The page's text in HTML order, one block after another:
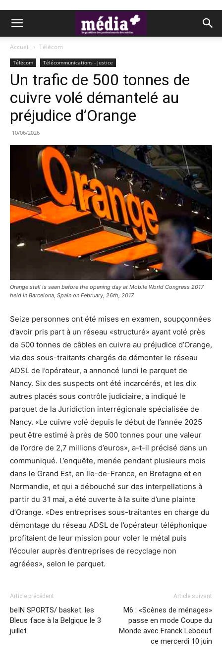
Accueil Télécom
Télécom Télécommunications - Justice
Un trafic de 500 tonnes de
cuivre volé démantelé au
préjudice d’Orange
10/06/2026
Orange stall is seen before the opening day at Mobile World Congress 2017
held in Barcelona, Spain on February, 26th, 2017.
Seize personnes ont été mises en examen, soupçonnées
d’avoir pris part à un réseau «structuré» ayant volé près
de 500 tonnes de câbles en cuivre au préjudice d’Orange,
via des sous-traitants chargés de démonter le réseau
ADSL de l’opérateur, a annoncé lundi le parquet de
Nancy. Six des suspects ont été incarcérés, et les dix
autres placés sous contrôle judiciaire, a indiqué le
parquet de la Juridiction interrégionale spécialisée de
Nancy. «Le cuivre volé depuis le début de l’année 2025
peut être estimé à près de 500 tonnes pour une valeur
de l’ordre de 2,7 millions d’euros», a-t-il précisé dans un
communiqué. L’enquête, menée pendant plusieurs mois
dans le Grand Est, en Ile-de-France, en Bretagne et en
Normandie, et qui a débouché sur des interpellations à
partir du 31 mai, a été ouverte à la suite d’une plainte
d’Orange. «Des entreprises sous-traitantes en charge du
démontage du réseau ADSL de l’opérateur téléphonique
profitaient de leur mission pour voler le métal puis
l’écouler auprès d’entreprises de recyclage non
agréées», selon le parquet.
Article précédent
beIN SPORTS/ basket: les
Bleus face à la Belgique le 3
juillet
Article suivant
M6 : «Scènes de ménages»
passe en mode Coupe du
Monde avec Franck Leboeuf
ce mercerdi 10 juin